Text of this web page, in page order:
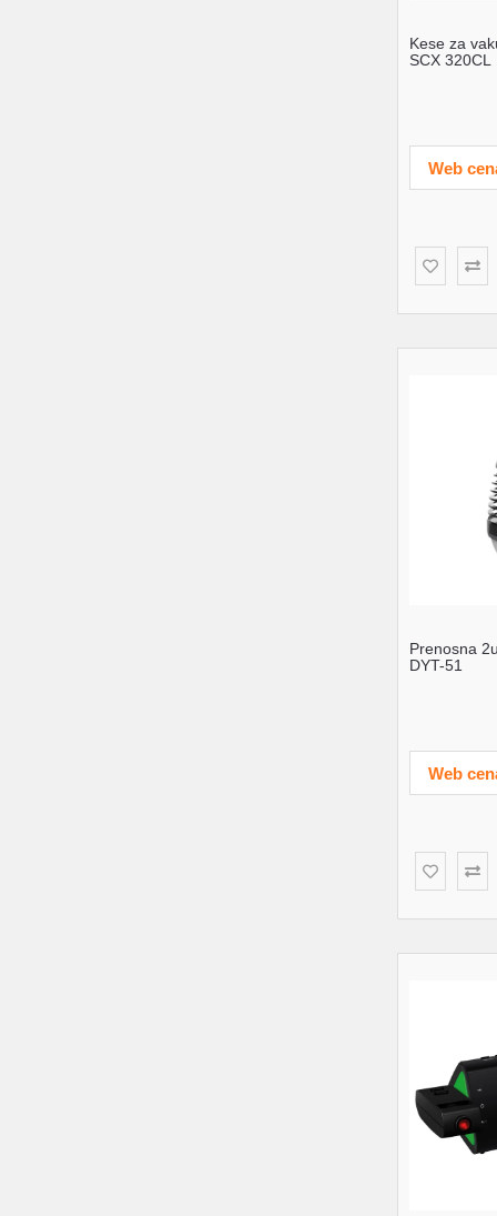
Kese za
SCX 320CL
Web
Prenosna
DYT-51
Web